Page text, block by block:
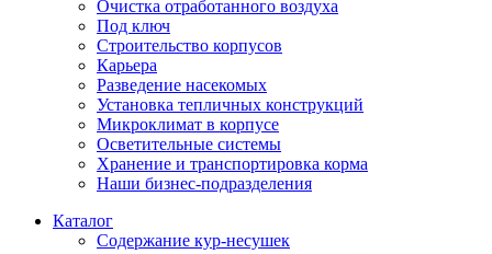
Очистка отработанного воздуха
Под ключ
Строительство корпусов
Карьера
Разведение насекомых
Установка тепличных конструкций
Микроклимат в корпусе
Осветительные системы
Хранение и транспортировка корма
Наши бизнес-подразделения
Каталог
Содержание кур-несушек